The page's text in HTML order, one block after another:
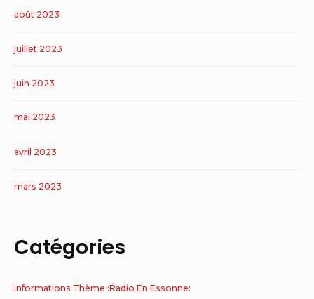
août 2023
juillet 2023
juin 2023
mai 2023
avril 2023
mars 2023
Catégories
Informations Thème :Radio En Essonne: